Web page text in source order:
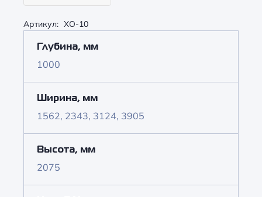
Артикул: ХО-10
Глубина, мм
1000
Ширина, мм
1562, 2343, 3124, 3905
Высота, мм
2075